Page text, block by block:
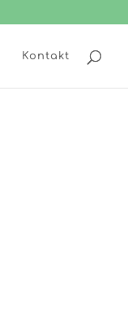
Kontakt